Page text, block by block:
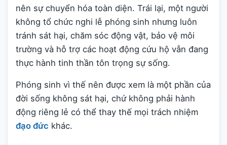
nên sự chuyển hóa toàn diện. Trái lại, một người
không tổ chức nghi lễ phóng sinh nhưng luôn
tránh sát hại, chăm sóc động vật, bảo vệ môi
trường và hỗ trợ các hoạt động cứu hộ vẫn đang
thực hành tinh thần tôn trọng sự sống.
Phóng sinh vì thế nên được xem là một phần của
đời sống không sát hại, chứ không phải hành
động riêng lẻ có thể thay thế mọi trách nhiệm
đạo đức khác.